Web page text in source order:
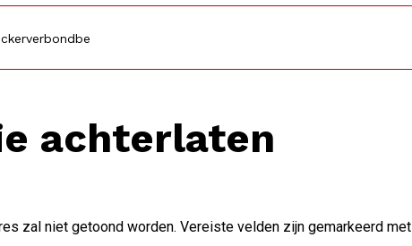
achterlaten
zal niet getoond worden. Vereiste velden zijn gemarkeerd met